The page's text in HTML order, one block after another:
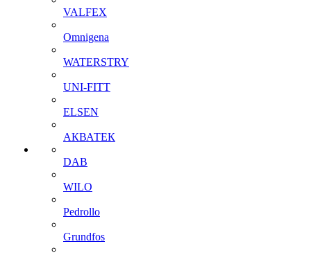
VALFEX
Omnigena
WATERSTRY
UNI-FITT
ELSEN
АКВАТЕК
DAB
WILO
Pedrollo
Grundfos